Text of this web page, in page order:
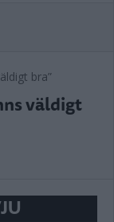
väldigt